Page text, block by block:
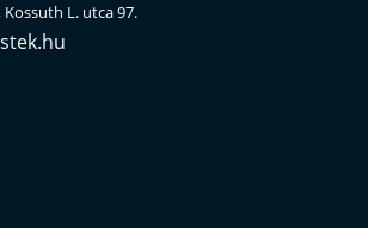
Kossuth L. utca 97.